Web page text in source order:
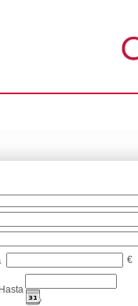
€
Hasta